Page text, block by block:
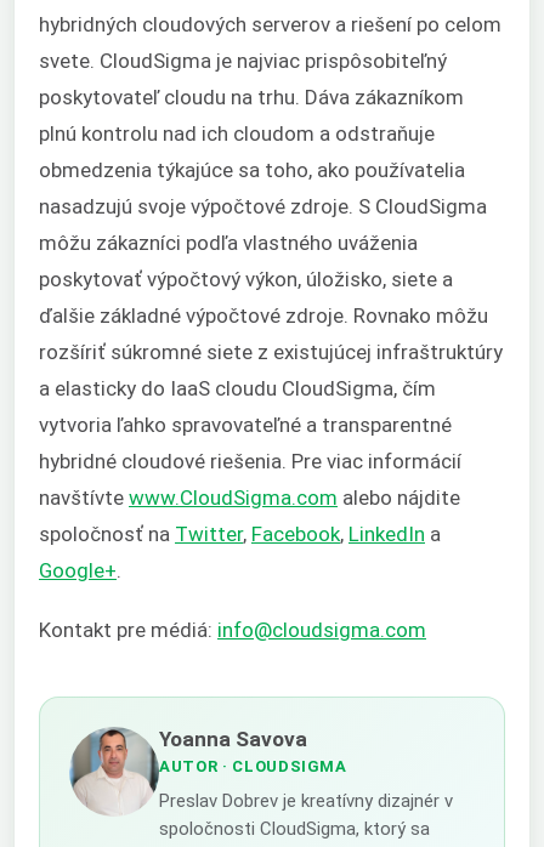
hybridných cloudových serverov a riešení po celom
svete. CloudSigma je najviac prispôsobiteľný
poskytovateľ cloudu na trhu. Dáva zákazníkom
plnú kontrolu nad ich cloudom a odstraňuje
obmedzenia týkajúce sa toho, ako používatelia
nasadzujú svoje výpočtové zdroje. S CloudSigma
môžu zákazníci podľa vlastného uváženia
poskytovať výpočtový výkon, úložisko, siete a
ďalšie základné výpočtové zdroje. Rovnako môžu
rozšíriť súkromné siete z existujúcej infraštruktúry
a elasticky do IaaS cloudu CloudSigma, čím
vytvoria ľahko spravovateľné a transparentné
hybridné cloudové riešenia. Pre viac informácií
navštívte www.CloudSigma.com alebo nájdite
spoločnosť na Twitter, Facebook, LinkedIn a
Google+.
Kontakt pre médiá: info@cloudsigma.com
Yoanna Savova
AUTOR · CLOUDSIGMA
Preslav Dobrev je kreatívny dizajnér v
spoločnosti CloudSigma, ktorý sa